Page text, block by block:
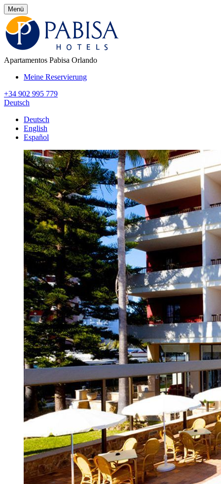
Menü
Apartamentos Pabisa Orlando
Meine Reservierung
+34 902 995 779
Deutsch
Deutsch
English
Español